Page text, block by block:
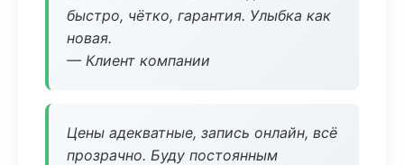
быстро, чётко, гарантия. Улыбка как
новая.
— Клиент компании
Цены адекватные, запись онлайн, всё
прозрачно. Буду постоянным